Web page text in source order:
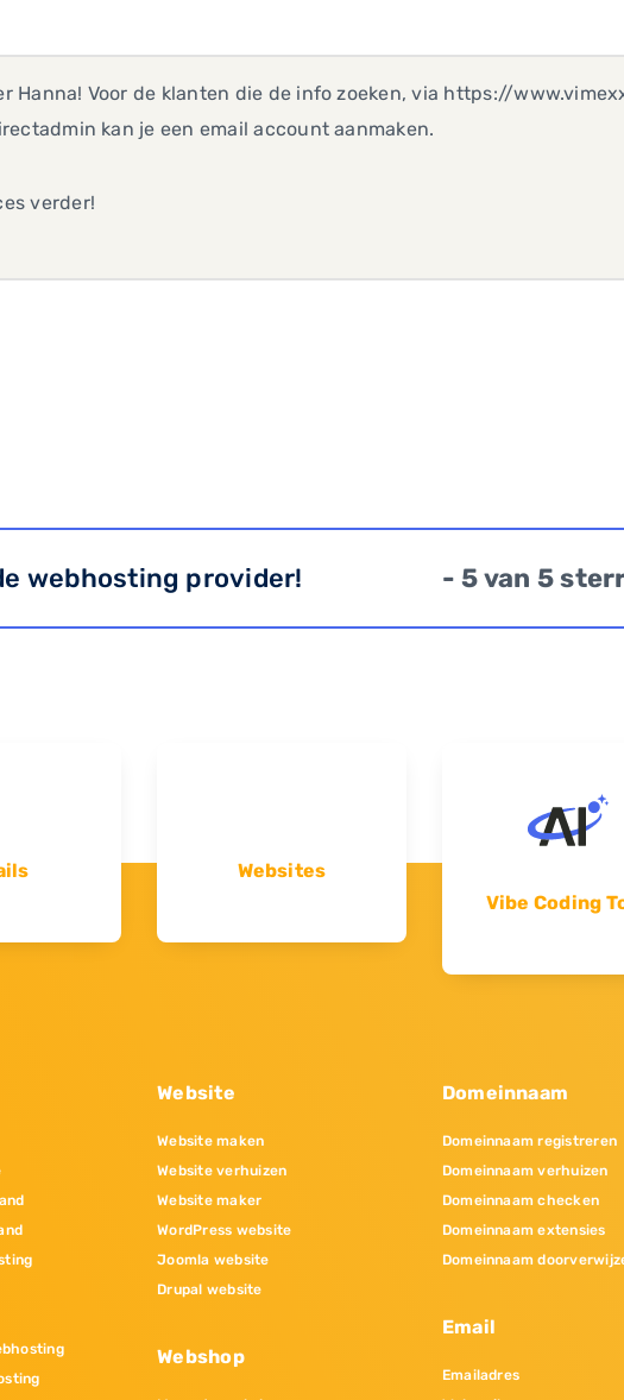
Hanna! Voor de klanten die de info zoeken, via https://
kan je een email account aanmaken.
verder!
webhosting provider! - 5 van 5
Websites
Vibe Coding
Website
Website maken
Website verhuizen
Website maker
WordPress website
Joomla website
Drupal website
Webshop
Domeinnaam
Domeinnaam registreren
Domeinnaam verhuizen
Domeinnaam checken
Domeinnaam extensies
Domeinnaam
Email
Emailadres